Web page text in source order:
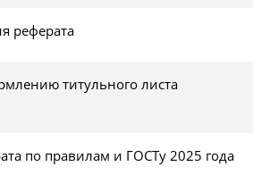
реферата
титульного листа
по правилам и ГОСТу 2025 года